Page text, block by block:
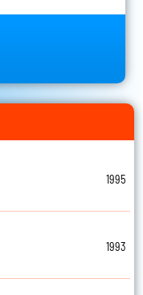
1995
1993